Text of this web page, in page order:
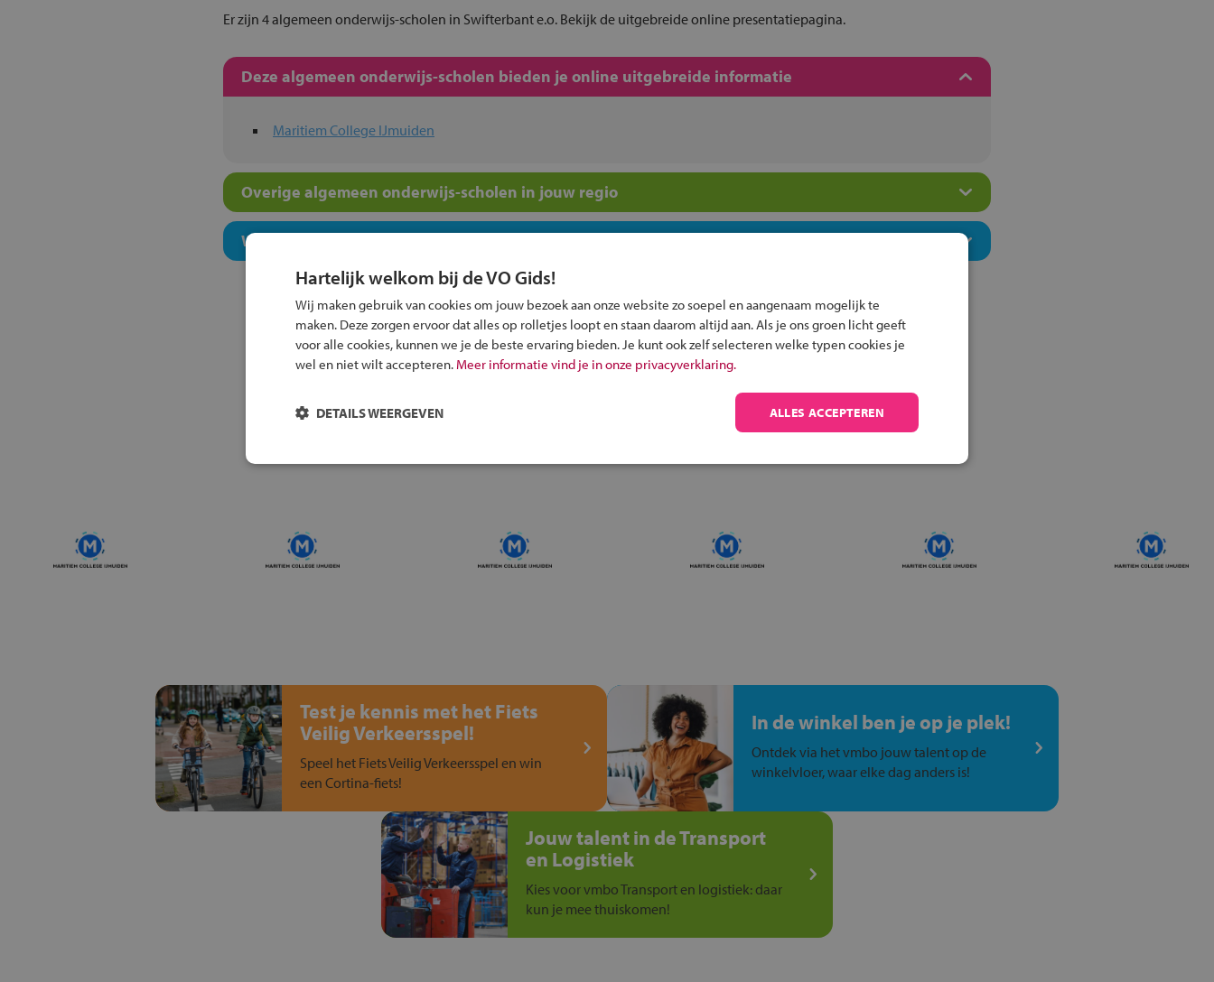
Er zijn 4 algemeen onderwijs-scholen in Swifterbant e.o. Bekijk de uitgebreide online presentatiepagina.
Deze algemeen onderwijs-scholen bieden je online uitgebreide informatie
Maritiem College IJmuiden
Overige algemeen onderwijs-scholen in jouw regio
Welk niveau past bij jou?
Inschrijven?
Alle informatie om je kind aan te melden bij
Test je kennis met het Fiets
Veilig Verkeersspel!
Speel het Fiets Veilig Verkeersspel en win
een Cortina-fiets!
In de winkel ben je op je plek!
Ontdek via het vmbo jouw talent op de
winkelvloer, waar elke dag anders is!
Jouw talent in de Transport
en Logistiek
Kies voor vmbo Transport en logistiek: daar
kun je mee thuiskomen!
Hartelijk welkom bij de VO Gids!
Wij maken gebruik van cookies om jouw bezoek aan onze website zo soepel en aangenaam mogelijk te
maken. Deze zorgen ervoor dat alles op rolletjes loopt en staan daarom altijd aan. Als je ons groen licht geeft
voor alle cookies, kunnen we je de beste ervaring bieden. Je kunt ook zelf selecteren welke typen cookies je
wel en niet wilt accepteren. Meer informatie vind je in onze privacyverklaring.
ALLES ACCEPTEREN
DETAILS WEERGEVEN